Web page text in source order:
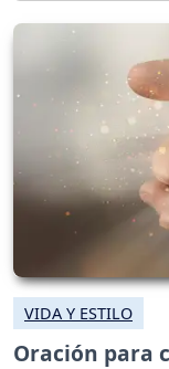
VIDA Y ESTILO
Oración para